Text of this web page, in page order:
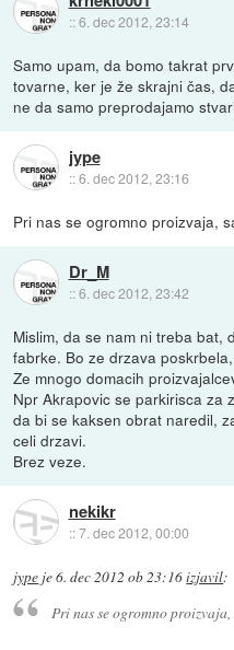
::6. dec 2012, 23:14
Samo upam, da bomo takrat
tovarne, ker je že skrajni čas,
ne da samo preprodajamo
jype
::6. dec 2012, 23:16
Pri nas se ogromno proizvaja,
Dr_M
::6. dec 2012, 23:42
Mislim, da se nam ni treba bat,
fabrke. Bo ze drzava
Ze mnogo domacih
Npr Akrapovic se parkirisca za
da bi se kaksen obrat naredil,
celi drzavi.
Brez veze.
nekikr
::7. dec 2012, 00:00
jype je6. dec 2012 ob 23:16izjavil:
Pri nas se ogromno